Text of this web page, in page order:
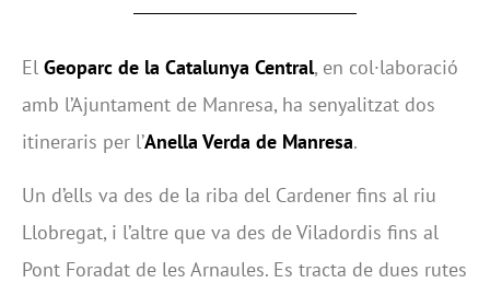
El Geoparc de la Catalunya Central, en col·laboració
amb l’Ajuntament de Manresa, ha senyalitzat dos
itineraris per l’Anella Verda de Manresa.
Un d’ells va des de la riba del Cardener fins al riu
Llobregat, i l’altre que va des de Viladordis fins al
Pont Foradat de les Arnaules. Es tracta de dues rutes